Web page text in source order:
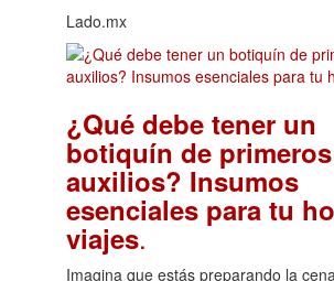
Lado.mx
¿Qué debe tener un
botiquín de primeros
auxilios? Insumos
esenciales para tu
viajes.
Imagina que estás preparando la